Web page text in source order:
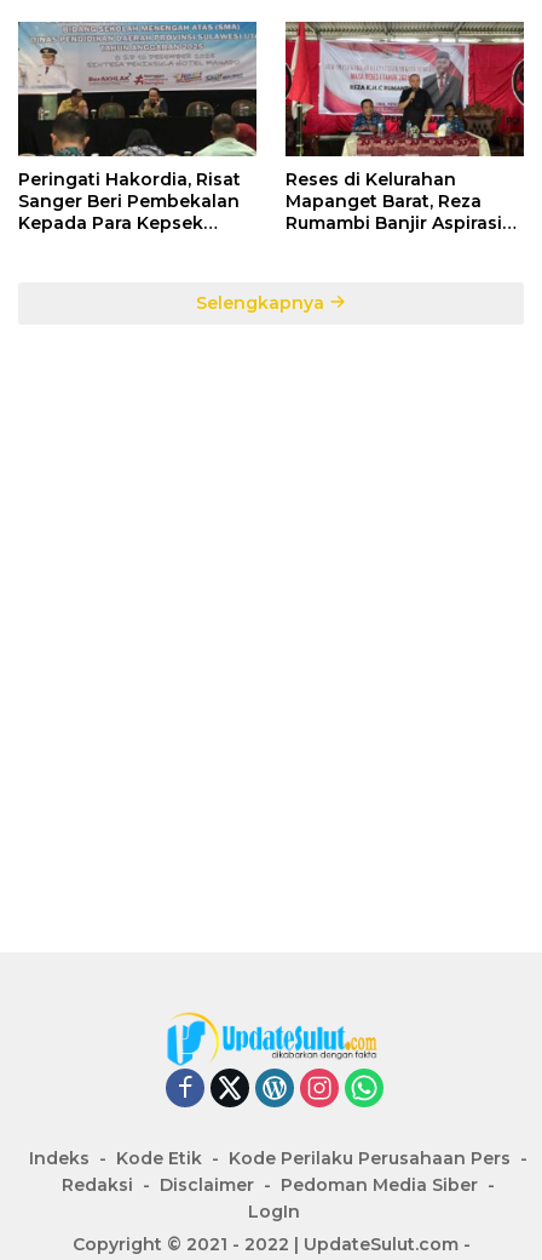
Anggaran Negara
Peringati Hakordia, Risat
Sanger Beri Pembekalan
Kepada Para Kepsek
Reses di Kelurahan
Mapanget Barat, Reza
Rumambi Banjir Aspirasi
Selengkapnya
Indeks Kode Etik
Kode Perilaku Perusahaan Pers
Redaksi
Disclaimer
Pedoman Media Siber
LogIn
Copyright © 2021 - 2022 | UpdateSulut.com -